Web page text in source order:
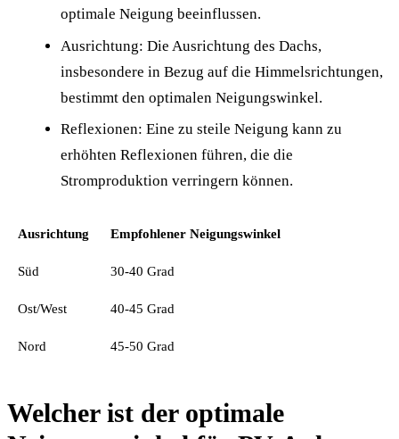
optimale Neigung beeinflussen.
Ausrichtung: Die Ausrichtung des Dachs,
insbesondere in Bezug auf die Himmelsrichtungen,
bestimmt den optimalen Neigungswinkel.
Reflexionen: Eine zu steile Neigung kann zu
erhöhten Reflexionen führen, die die
Stromproduktion verringern können.
Ausrichtung Empfohlener Neigungswinkel
Süd 30-40 Grad
Ost/West 40-45 Grad
Nord 45-50 Grad
Welcher ist der optimale